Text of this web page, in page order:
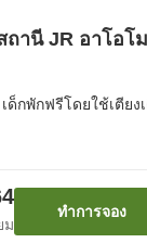
ถานี JR อาโอโ
เด็กพักฟรีโดยใช้เตียง
ม
ทำการจอง